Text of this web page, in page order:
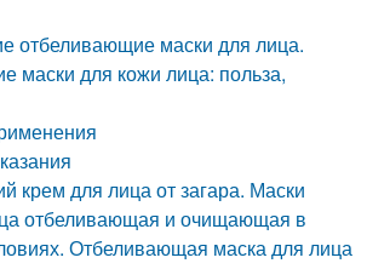
отбеливающие маски для лица.
маски для кожи лица: польза,
крем для лица от загара. Маски
отбеливающая и очищающая в
Отбеливающая маска для лица